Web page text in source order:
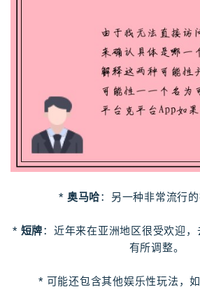
* 奥马哈：另一种非常流行的
* 短牌：近年来在亚洲地区很受欢迎，
有所调整。
* 可能还包含其他娱乐性玩法，如